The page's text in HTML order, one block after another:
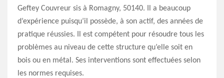
Geftey Couvreur sis à Romagny, 50140. Il a beaucoup
d’expérience puisqu’il possède, à son actif, des années de
pratique réussies. Il est compétent pour résoudre tous les
problèmes au niveau de cette structure qu’elle soit en
bois ou en métal. Ses interventions sont effectuées selon
les normes requises.